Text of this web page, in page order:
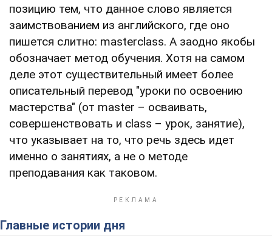
позицию тем, что данное слово является
заимствованием из английского, где оно
пишется слитно: masterclass. А заодно якобы
обозначает метод обучения. Хотя на самом
деле этот существительный имеет более
описательный перевод "уроки по освоению
мастерства" (от master – осваивать,
совершенствовать и class – урок, занятие),
что указывает на то, что речь здесь идет
именно о занятиях, а не о методе
преподавания как таковом.
Главные истории дня